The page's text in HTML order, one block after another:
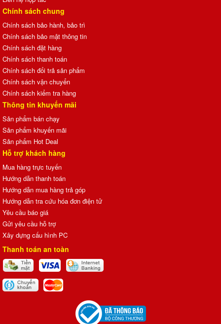
Chính sách chung
Chính sách bảo hành, bảo trì
Chính sách bảo mật thông tin
Chính sách đặt hàng
Chính sách thanh toán
Chính sách đổi trả sản phẩm
Chính sách vận chuyển
Chính sách kiểm tra hàng
Thông tin khuyến mãi
Sản phẩm bán chạy
Sản phẩm khuyến mãi
Sản phẩm Hot Deal
Hỗ trợ khách hàng
Mua hàng trực tuyến
Hướng dẫn thanh toán
Hướng dẫn mua hàng trả góp
Hướng dẫn tra cứu hóa đơn điện tử
Yêu cầu báo giá
Gửi yêu cầu hỗ trợ
Xây dựng cấu hình PC
Thanh toán an toàn